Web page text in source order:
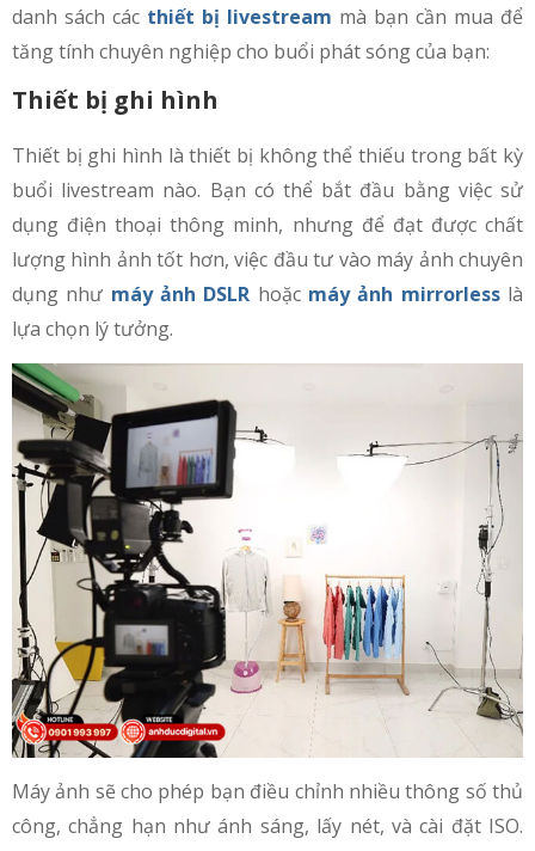
danh sách các thiết bị livestream mà bạn cần mua để
tăng tính chuyên nghiệp cho buổi phát sóng của bạn:
Thiết bị ghi hình
Thiết bị ghi hình là thiết bị không thể thiếu trong bất kỳ
buổi livestream nào. Bạn có thể bắt đầu bằng việc sử
dụng điện thoại thông minh, nhưng để đạt được chất
lượng hình ảnh tốt hơn, việc đầu tư vào máy ảnh chuyên
dụng như máy ảnh DSLR hoặc máy ảnh mirrorlesslà
lựa chọn lý tưởng.
Máy ảnh sẽ cho phép bạn điều chỉnh nhiều thông số thủ
công, chẳng hạn như ánh sáng, lấy nét, và cài đặt ISO.